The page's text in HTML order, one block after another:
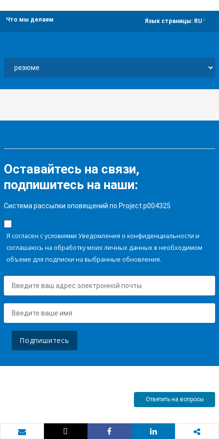
Что мы делаем Язык страницы: RU
Оставайтесь на связи,
подпишитесь на наши:
Система рассылки оповещений по Project p004325
Я согласен с условиями Уведомления о конфиденциальности и
соглашаюсь на обработку моих личных данных в необходимом
объеме для подписки на выбранные обновления.
Подпишитесь
Ответить на вопросы